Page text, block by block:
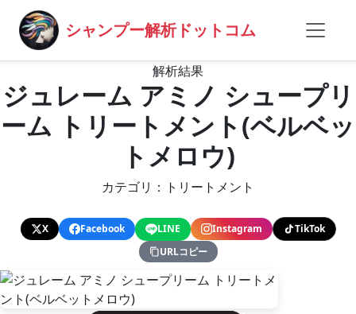
シャンプー解析ドットコム
解析結果
ジュレーム アミノ シュープリ
ーム トリートメント(ベルベッ
トメロウ)
カテゴリ：トリートメント
X Facebook LINE Instagram
TikTok
URLコピー